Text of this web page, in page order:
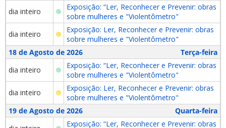
dia inteiro
Exposição: “Ler, Reconhecer e Prevenir: obras
sobre mulheres e "Violentômetro"
dia inteiro
Exposição: Ler, Reconhecer e Prevenir: obras
sobre mulheres e "Violentômetro"
18 de Agosto de 2026
Terça-feira
dia inteiro
Exposição: “Ler, Reconhecer e Prevenir: obras
sobre mulheres e "Violentômetro"
dia inteiro
Exposição: Ler, Reconhecer e Prevenir: obras
sobre mulheres e "Violentômetro"
19 de Agosto de 2026
Quarta-feira
Exposição: “Ler, Reconhecer e Prevenir: obras